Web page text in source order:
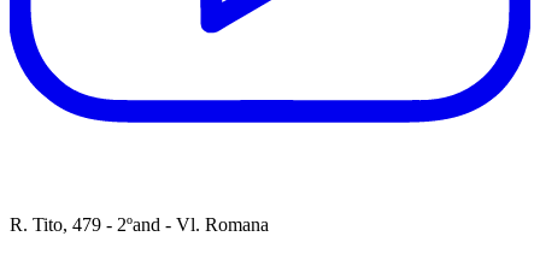
R. Tito, 479 - 2ºand - Vl. Romana